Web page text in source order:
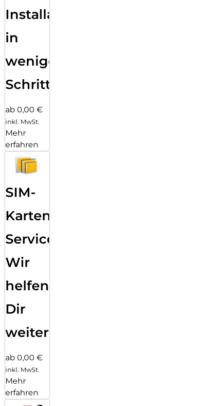
Installation
in
wenigen
Schritten
ab 0,00 €
inkl. MwSt.
Mehr
erfahren
SIM-
Karten
Service:
Wir
helfen
Dir
weiter
ab 0,00 €
inkl. MwSt.
Mehr
erfahren